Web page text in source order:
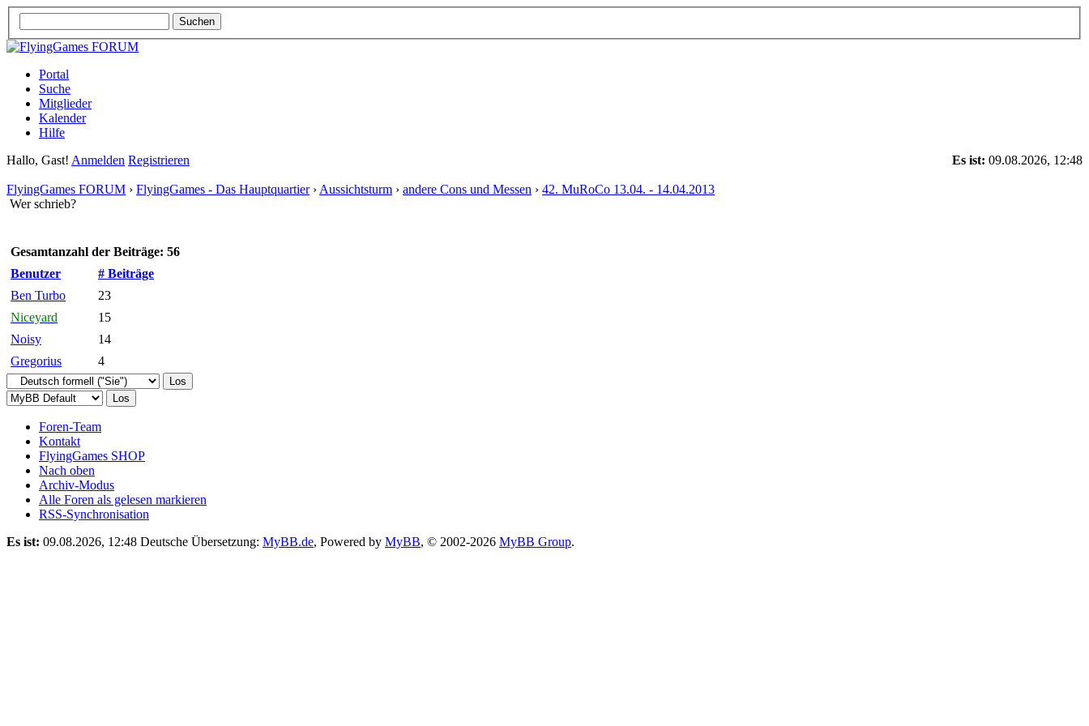
Portal
Suche
Mitglieder
Kalender
Hilfe
Es ist: 09.08.2026, 12:48
Hallo, Gast! Anmelden Registrieren
FlyingGames FORUM › FlyingGames - Das Hauptquartier› Aussichtsturm › andere Cons und Messen › 42. MuRoCo 13.04. - 14.04.2013
Wer schrieb?
Gesamtanzahl der Beiträge: 56
Benutzer
# Beiträge
Ben Turbo
23
Niceyard
15
Noisy
14
Gregorius
4
Foren-Team
Kontakt
FlyingGames SHOP
Nach oben
Archiv-Modus
Alle Foren als gelesen markieren
RSS-Synchronisation
Es ist: 09.08.2026, 12:48 Deutsche Übersetzung: MyBB.de, Powered by MyBB, © 2002-2026 MyBB Group.